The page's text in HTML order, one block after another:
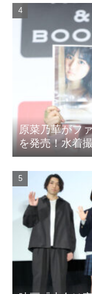
原菜乃華がフ
を発売！水着
頑張りました